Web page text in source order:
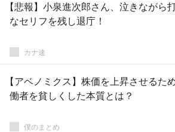
【悲報】小泉進次郎さん、泣きながら
なセリフを残し退庁！
カナ速
【アベノミクス】株価を上昇させるた
働者を貧しくした本質とは？
僕のまとめ